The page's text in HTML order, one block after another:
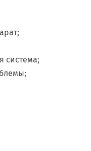
система;